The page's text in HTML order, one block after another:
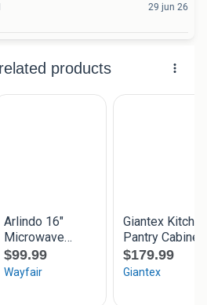
29 jun 26